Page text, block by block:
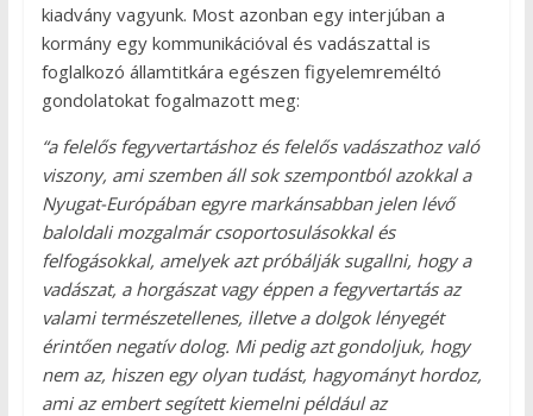
kiadvány vagyunk. Most azonban egy interjúban a
kormány egy kommunikációval és vadászattal is
foglalkozó államtitkára egészen figyelemreméltó
gondolatokat fogalmazott meg:
“a felelős fegyvertartáshoz és felelős vadászathoz való
viszony, ami szemben áll sok szempontból azokkal a
Nyugat-Európában egyre markánsabban jelen lévő
baloldali mozgalmár csoportosulásokkal és
felfogásokkal, amelyek azt próbálják sugallni, hogy a
vadászat, a horgászat vagy éppen a fegyvertartás az
valami természetellenes, illetve a dolgok lényegét
érintően negatív dolog. Mi pedig azt gondoljuk, hogy
nem az, hiszen egy olyan tudást, hagyományt hordoz,
ami az embert segített kiemelni például az